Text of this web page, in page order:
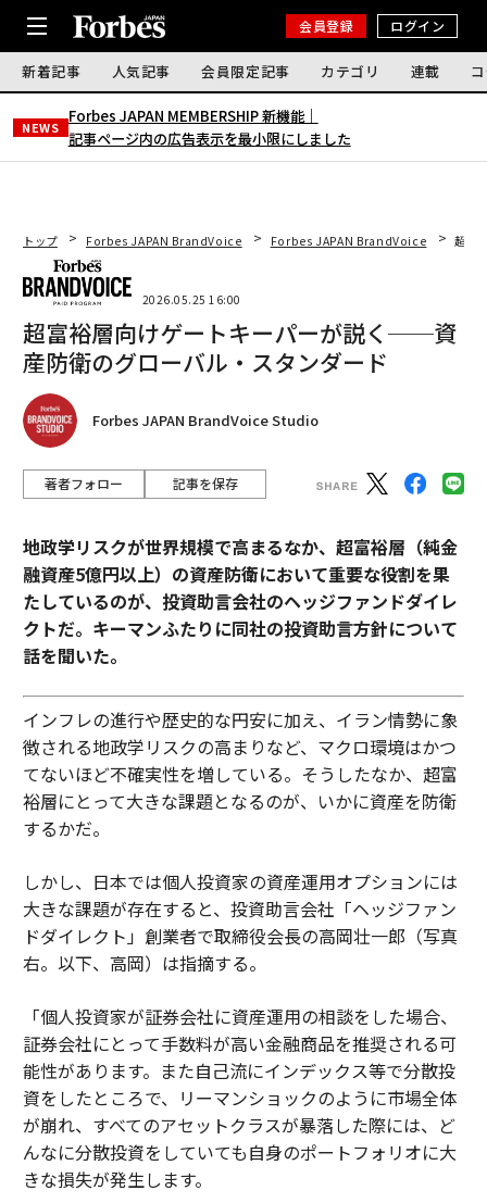
会員登録 ログイン
新着記事 人気記事 会員限定記事 カテゴリ 連載
NEWS
Forbes JAPAN MEMBERSHIP 新機能｜
記事ページ内の広告表示を最小限にしました
トップ Forbes JAPAN BrandVoice Forbes JAPAN BrandVoice 超富
2026.05.25 16:00
超富裕層向けゲートキーパーが説く──資
産防衛のグローバル・スタンダード
Forbes JAPAN BrandVoice Studio
著者フォロー 記事を保存
地政学リスクが世界規模で高まるなか、超富裕層（純金
融資産5億円以上）の資産防衛において重要な役割を果
たしているのが、投資助言会社のヘッジファンドダイレ
クトだ。キーマンふたりに同社の投資助言方針について
話を聞いた。
インフレの進行や歴史的な円安に加え、イラン情勢に象
徴される地政学リスクの高まりなど、マクロ環境はかつ
てないほど不確実性を増している。そうしたなか、超富
裕層にとって大きな課題となるのが、いかに資産を防衛
するかだ。
しかし、日本では個人投資家の資産運用オプションには
大きな課題が存在すると、投資助言会社「ヘッジファン
ドダイレクト」創業者で取締役会長の高岡壮一郎（写真
右。以下、高岡）は指摘する。
「個人投資家が証券会社に資産運用の相談をした場合、
証券会社にとって手数料が高い金融商品を推奨される可
能性があります。また自己流にインデックス等で分散投
資をしたところで、リーマンショックのように市場全体
が崩れ、すべてのアセットクラスが暴落した際には、ど
んなに分散投資をしていても自身のポートフォリオに大
きな損失が発生します。